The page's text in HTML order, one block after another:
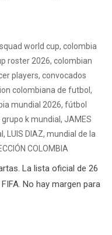
world cup, colombia
roster 2026, colombian
players, convocados
colombiana de futbol ,
mundial 2026, fútbol
grupo k mundial , JAMES
, LUIS DIAZ, mundial de la
COLOMBIA
La lista oficial de 26
No hay margen para